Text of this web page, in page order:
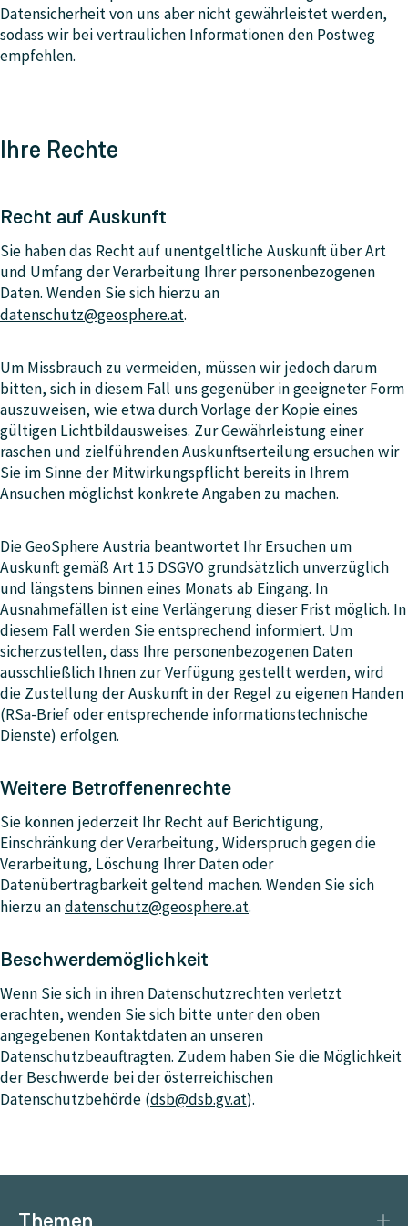
Datensicherheit von uns aber nicht gewährleistet werden,
sodass wir bei vertraulichen Informationen den Postweg
empfehlen.
Ihre Rechte
Recht auf Auskunft
Sie haben das Recht auf unentgeltliche Auskunft über Art
und Umfang der Verarbeitung Ihrer personenbezogenen
Daten. Wenden Sie sich hierzu an
datenschutz@geosphere.at.
Um Missbrauch zu vermeiden, müssen wir jedoch darum
bitten, sich in diesem Fall uns gegenüber in geeigneter Form
auszuweisen, wie etwa durch Vorlage der Kopie eines
gültigen Lichtbildausweises. Zur Gewährleistung einer
raschen und zielführenden Auskunftserteilung ersuchen wir
Sie im Sinne der Mitwirkungspflicht bereits in Ihrem
Ansuchen möglichst konkrete Angaben zu machen.
Die GeoSphere Austria beantwortet Ihr Ersuchen um
Auskunft gemäß Art 15 DSGVO grundsätzlich unverzüglich
und längstens binnen eines Monats ab Eingang. In
Ausnahmefällen ist eine Verlängerung dieser Frist möglich. In
diesem Fall werden Sie entsprechend informiert. Um
sicherzustellen, dass Ihre personenbezogenen Daten
ausschließlich Ihnen zur Verfügung gestellt werden, wird
die Zustellung der Auskunft in der Regel zu eigenen Handen
(RSa-Brief oder entsprechende informationstechnische
Dienste) erfolgen.
Weitere Betroffenenrechte
Sie können jederzeit Ihr Recht auf Berichtigung,
Einschränkung der Verarbeitung, Widerspruch gegen die
Verarbeitung, Löschung Ihrer Daten oder
Datenübertragbarkeit geltend machen. Wenden Sie sich
hierzu andatenschutz@geosphere.at.
Beschwerdemöglichkeit
Wenn Sie sich in ihren Datenschutzrechten verletzt
erachten, wenden Sie sich bitte unter den oben
angegebenen Kontaktdaten an unseren
Datenschutzbeauftragten. Zudem haben Sie die Möglichkeit
der Beschwerde bei der österreichischen
Datenschutzbehörde (dsb@dsb.gv.at).
Themen